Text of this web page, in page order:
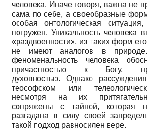
человека. Иначе говоря, важна не
сама по себе, а своеобразные
особая онтологическая
погружен. Уникальность человека
«раздвоенности», из таких форм
не имеют аналогов в
феноменальность человека
причастностью к Богу,
духовностью. Однако
теософском или
несмотря на их
сопряжены с тайной, которая
разгадана в силу своей
такой подход равносилен вере.